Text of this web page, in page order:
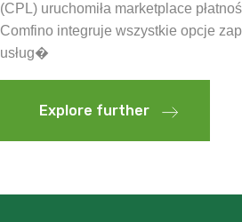
(CPL) uruchomiła marketplace
Comfino integruje wszystkie opcje
usług�
Explore further